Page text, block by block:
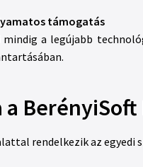
támogatás
mindig a legújabb
a
rendelkezik az